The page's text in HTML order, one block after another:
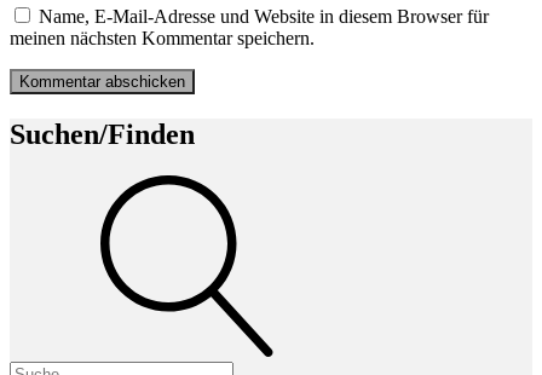
Name, E-Mail-Adresse und Website in diesem Browser für
meinen nächsten Kommentar speichern.
Suchen/Finden